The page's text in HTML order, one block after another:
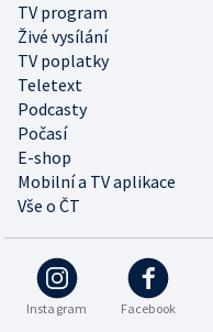
TV program
Živé vysílání
TV poplatky
Teletext
Podcasty
Počasí
E-shop
Mobilní a TV aplikace
Vše o ČT
Instagram Facebook